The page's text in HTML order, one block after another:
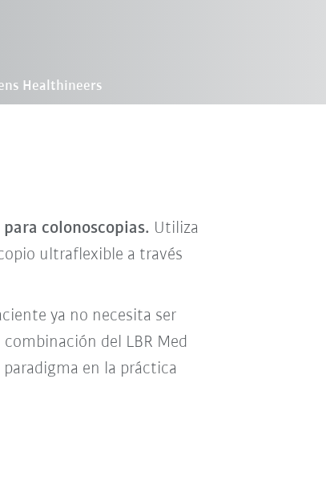
Healthineers
colonoscopias. Utiliza
ultraflexible a través
ya no necesita ser
del LBR Med
en la práctica